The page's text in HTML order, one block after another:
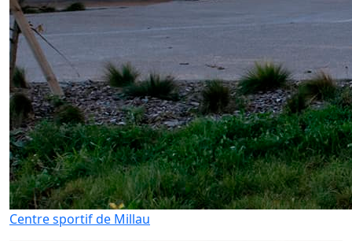
Centre sportif de Millau